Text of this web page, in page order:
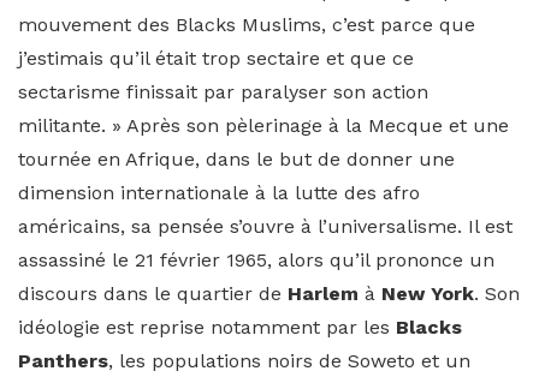
mouvement des Blacks Muslims, c’est parce que
j’estimais qu’il était trop sectaire et que ce
sectarisme finissait par paralyser son action
militante. » Après son pèlerinage à la Mecque et une
tournée en Afrique, dans le but de donner une
dimension internationale à la lutte des afro
américains, sa pensée s’ouvre à l’universalisme. Il est
assassiné le 21 février 1965, alors qu’il prononce un
discours dans le quartier de Harlem à New York. Son
idéologie est reprise notamment par les Blacks
Panthers, les populations noirs de Soweto et un